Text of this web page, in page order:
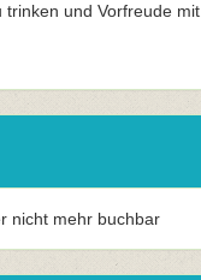
und Vorfreude mit.
nicht mehr buchbar